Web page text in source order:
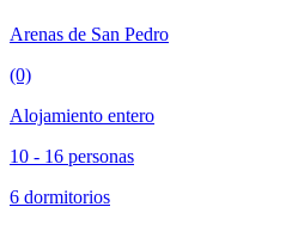
Arenas de San Pedro
(0)
Alojamiento entero
10 - 16 personas
6 dormitorios